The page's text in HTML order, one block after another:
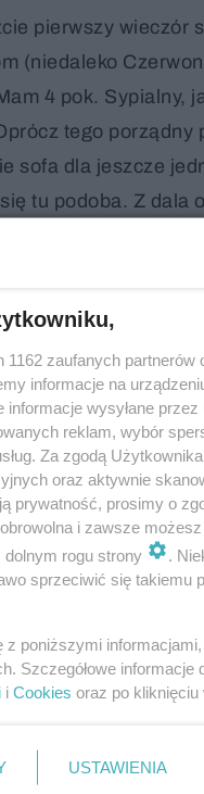
pierwszy wieczór
(niedaleko
4 pok. Sypialny,
tego porządny
sofa dla jeszcze
tu podoba. Z dala
pianina i będzie
To tu odwiedzali
1162 zaufanych
informacje na
informacje wysyłane
reklam, wybór
Za zgodą
oraz aktywnie
prywatność, prosimy o
i zawsze
rogu strony
.
sprzeciwić się takiemu
z poniższymi
Szczegółowe
i Cookies oraz po kliknięciu
USTAWIENIA